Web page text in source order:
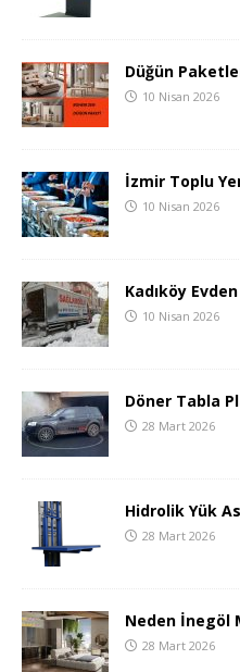
Düğün
10 Nisan 2026
İzmir Toplu
10 Nisan 2026
Kadıköy
10 Nisan 2026
Döner Tabla
28 Mart 2026
Hidrolik Yük
28 Mart 2026
Neden İnegöl
28 Mart 2026